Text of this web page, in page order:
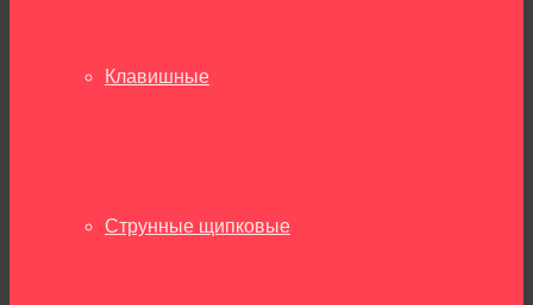
Клавишные
Струнные щипковые